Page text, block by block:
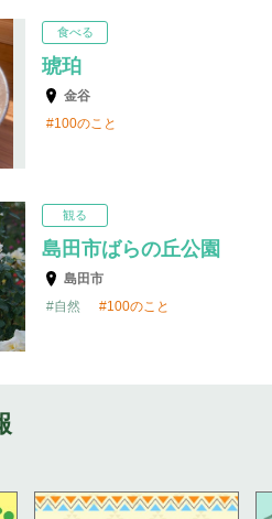
琥珀
金谷
100のこと
食べる
島田市ばらの丘公園
島田市
自然
100のこと
観る